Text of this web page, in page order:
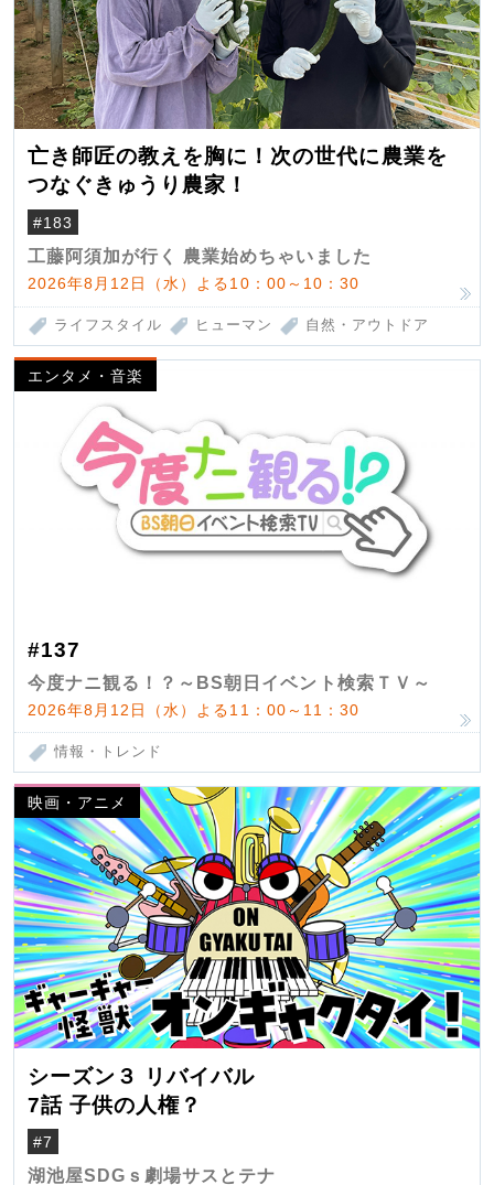
亡き師匠の教えを胸に！次の世代に農業を
つなぐきゅうり農家！
#183
工藤阿須加が行く 農業始めちゃいました
2026年8月12日（水）よる10：00～10：30
ライフスタイル ヒューマン 自然・アウトドア
エンタメ・音楽
#137
今度ナニ観る！？～BS朝日イベント検索ＴＶ～
2026年8月12日（水）よる11：00～11：30
情報・トレンド
映画・アニメ
シーズン３ リバイバル
7話 子供の人権？
#7
湖池屋SDGｓ劇場サスとテナ